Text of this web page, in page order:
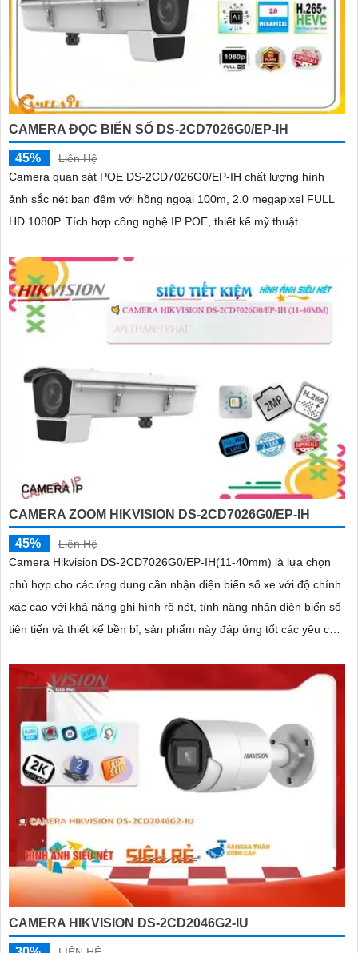
CAMERA ĐỌC BIỂN SỐ DS-2CD7026G0/EP-IH
45%
Liên Hệ
Camera quan sát POE DS-2CD7026G0/EP-IH chất lượng hình
ảnh sắc nét ban đêm với hồng ngoại 100m, 2.0 megapixel FULL
HD 1080P. Tích hợp công nghệ IP POE, thiết kế mỹ thuật...
CAMERA ZOOM HIKVISION DS-2CD7026G0/EP-IH
45%
Liên Hệ
Camera Hikvision DS-2CD7026G0/EP-IH(11-40mm) là lựa chọn
phù hợp cho các ứng dụng cần nhận diện biển số xe với độ chính
xác cao với khả năng ghi hình rõ nét, tính năng nhận diện biển số
tiên tiến và thiết kế bền bỉ, sản phẩm này đáp ứng tốt các yêu cầu
CAMERA HIKVISION DS-2CD2046G2-IU